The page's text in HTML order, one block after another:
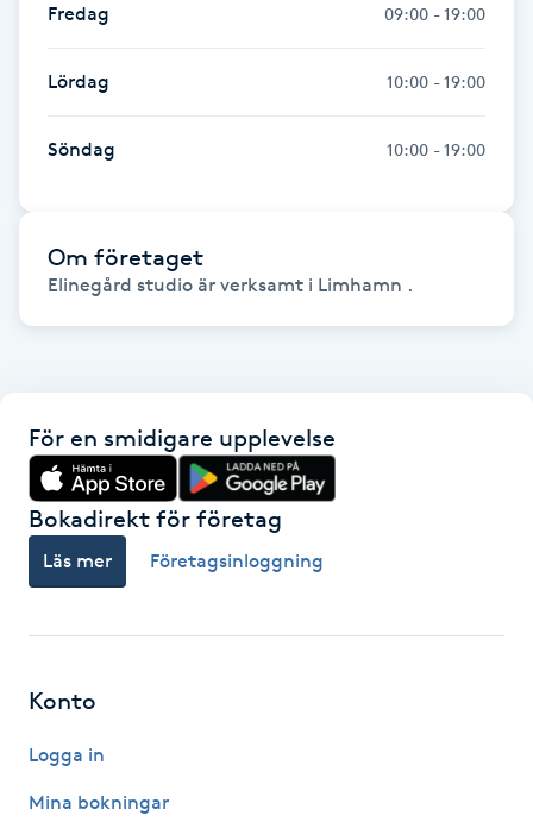
Hollywood Peel
Hot Stone Massage
Hot yoga
Huduppstramning
Hudvård
Hårborttagning
Fredag 09:00 - 19:00
Lördag 10:00 - 19:00
Söndag 10:00 - 19:00
Om företaget
Elinegård studio är verksamt i Limhamn .
För en smidigare upplevelse
Bokadirekt för företag
Läs mer Företagsinloggning
Konto
Logga in
Mina bokningar